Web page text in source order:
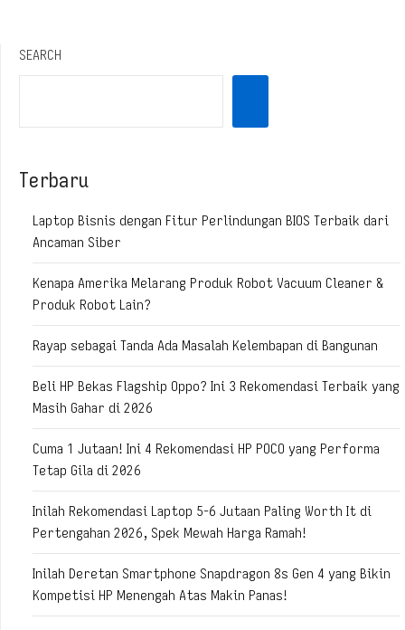
SEARCH
Terbaru
Laptop Bisnis dengan Fitur Perlindungan BIOS Terbaik dari
Ancaman Siber
Kenapa Amerika Melarang Produk Robot Vacuum Cleaner &
Produk Robot Lain?
Rayap sebagai Tanda Ada Masalah Kelembapan di Bangunan
Beli HP Bekas Flagship Oppo? Ini 3 Rekomendasi Terbaik yang
Masih Gahar di 2026
Cuma 1 Jutaan! Ini 4 Rekomendasi HP POCO yang Performa
Tetap Gila di 2026
Inilah Rekomendasi Laptop 5-6 Jutaan Paling Worth It di
Pertengahan 2026, Spek Mewah Harga Ramah!
Inilah Deretan Smartphone Snapdragon 8s Gen 4 yang Bikin
Kompetisi HP Menengah Atas Makin Panas!